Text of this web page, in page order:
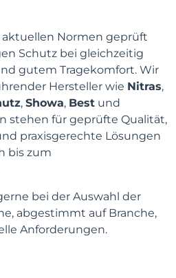
aktuellen Normen geprüft
Schutz bei gleichzeitig
gutem Tragekomfort. Wir
Hersteller wie Nitras,
, Showa, Best und
stehen für geprüfte Qualität,
praxisgerechte Lösungen
bis zum
bei der Auswahl der
abgestimmt auf Branche,
Anforderungen.